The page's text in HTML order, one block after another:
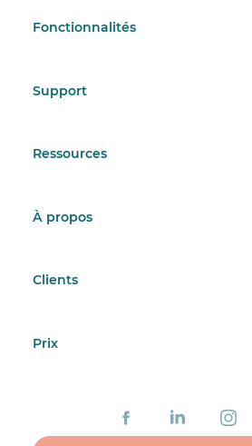
Fonctionnalités
Support
Ressources
À propos
Clients
Prix